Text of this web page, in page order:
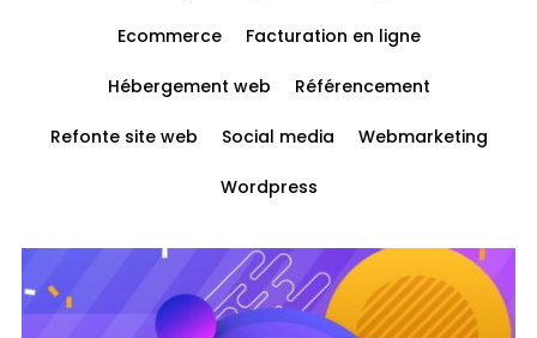
Ecommerce Facturation en ligne
Hébergement web Référencement
Refonte site web Social media Webmarketing
Wordpress